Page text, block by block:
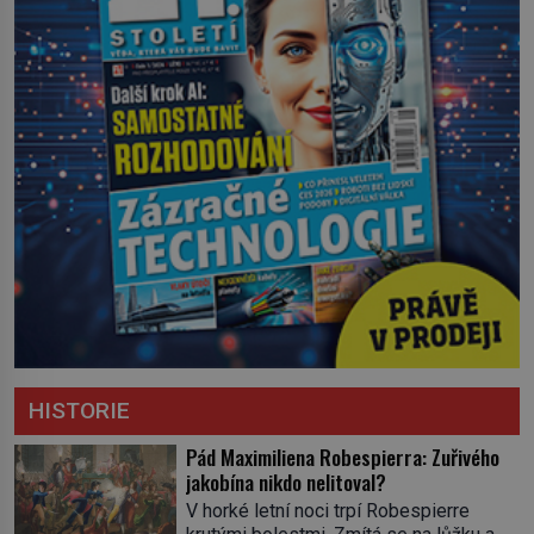
HISTORIE
Pád Maximiliena Robespierra: Zuřivého
jakobína nikdo nelitoval?
V horké letní noci trpí Robespierre